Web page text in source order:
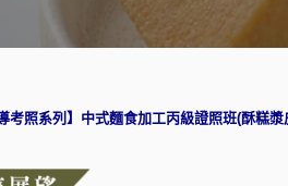
考照系列】中式麵食加工丙級證照班(酥糕漿